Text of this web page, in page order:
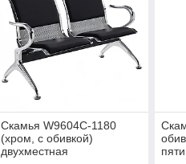
Скамья W9604C-1180
(хром, с обивкой)
двухместная